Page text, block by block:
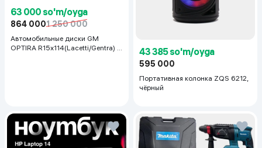
63 000 so'm/oyga
864 0001 250 000
Автомобильные диски GM
OPTIRA R15x114(Lacetti/Gentra) 1
43 385 so'm/oyga
595 000
Портативная колонка ZQS 6212,
чёрный